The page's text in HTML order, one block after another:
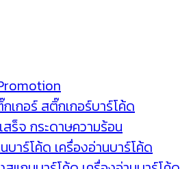
เกอร์ สติ๊กเกอร์บาร์โค้ด
สร็จ กระดาษความร้อน
บาร์โค้ด เครื่องอ่านบาร์โค้ด